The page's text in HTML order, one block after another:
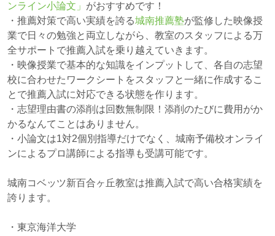
ンライン小論文」 がおすすめです！
・推薦対策で高い実績を誇る城南推薦塾が監修した映像授
業で日々の勉強と両立しながら、教室のスタッフによる万
全サポートで推薦入試を乗り越えていきます。
・映像授業で基本的な知識をインプットして、各自の志望
校に合わせたワークシートをスタッフと一緒に作成するこ
とで推薦入試に対応できる状態を作ります。
・志望理由書の添削は回数無制限！添削のたびに費用がか
かるなんてことはありません。
・小論文は1対2個別指導だけでなく、城南予備校オンライ
ンによるプロ講師による指導も受講可能です。
城南コベッツ新百合ヶ丘教室は推薦入試で高い合格実績を
誇ります。
・東京海洋大学